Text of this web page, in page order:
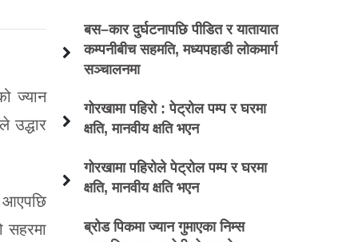
ज्यान
उद्धार
आएपछि
सहरमा
बस–कार दुर्घटनापछि पीडित र यातायात
कम्पनीबीच सहमति, मध्यपहाडी लोकमार्ग
सञ्चालनमा
गोरखामा पहिरो : पेट्रोल पम्प र घरमा
क्षति, मानवीय क्षति भएन
गोरखामा पहिरोले पेट्रोल पम्प र घरमा
क्षति, मानवीय क्षति भएन
ब्रोड पिकमा ज्यान गुमाएका निम्स